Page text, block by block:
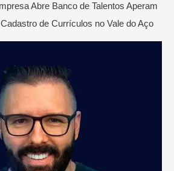
Abre Banco de Talentos Aperam
de Currículos no Vale do Aço